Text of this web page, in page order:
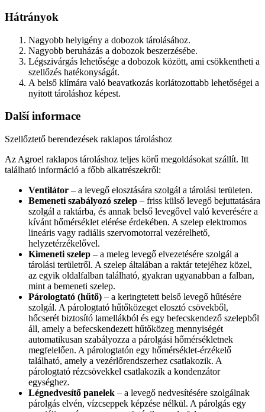
Hátrányok
Nagyobb helyigény a dobozok tárolásához.
Nagyobb beruházás a dobozok beszerzésébe.
Légszivárgás lehetősége a dobozok között, ami csökkentheti a
szellőzés hatékonyságát.
A belső klímára való beavatkozás korlátozottabb lehetőségei a
nyitott tároláshoz képest.
Další informace
Szellőztető berendezések raklapos tároláshoz
Az Agroel raklapos tároláshoz teljes körű megoldásokat szállít. Itt
található információ a főbb alkatrészekről:
Ventilátor – a levegő elosztására szolgál a tárolási területen.
Bemeneti szabályozó szelep – friss külső levegő bejuttatására
szolgál a raktárba, és annak belső levegővel való keverésére a
kívánt hőmérséklet elérése érdekében. A szelep elektromos
lineáris vagy radiális szervomotorral vezérelhető,
helyzetérzékelővel.
Kimeneti szelep – a meleg levegő elvezetésére szolgál a
tárolási területről. A szelep általában a raktár tetejéhez közel,
az egyik oldalfalban található, gyakran ugyanabban a falban,
mint a bemeneti szelep.
Párologtató (hűtő) – a keringtetett belső levegő hűtésére
szolgál. A párologtató hűtőközeget elosztó csövekből,
hőcserét biztosító lamellákból és egy befecskendező szelepből
áll, amely a befecskendezett hűtőközeg mennyiségét
automatikusan szabályozza a párolgási hőmérsékletnek
megfelelően. A párologtatón egy hőmérséklet-érzékelő
található, amely a vezérlőrendszerhez csatlakozik. A
párologtató rézcsövekkel csatlakozik a kondenzátor
egységhez.
Légnedvesítő panelek – a levegő nedvesítésére szolgálnak
párolgás elvén, vízcseppek képzése nélkül. A párolgás egy